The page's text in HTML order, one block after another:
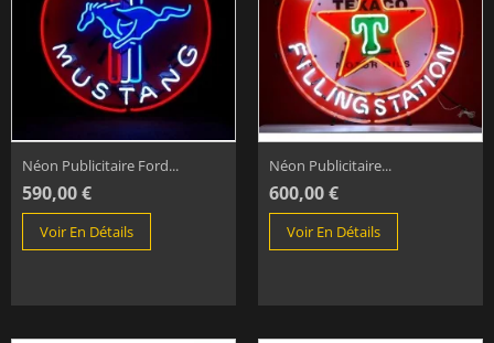
Néon Publicitaire Ford...
590,00 €
Voir En Détails
Néon Publicitaire...
600,00 €
Voir En Détails